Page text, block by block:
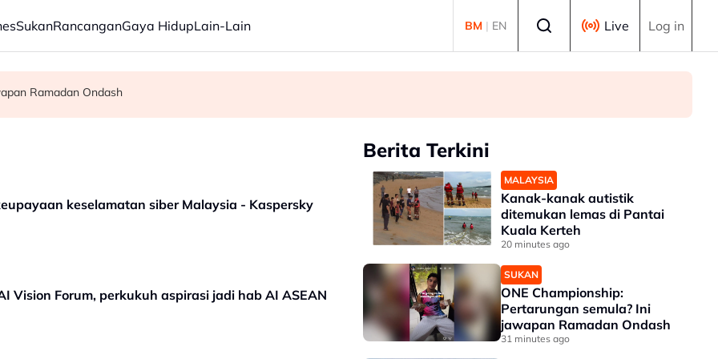
SukanRancanganGaya HidupLain-Lain BM | EN Live Log in
fail Epstein tanpa suntingan
Kuala Kerteh
Ramadan Ondash
keselamatan siber Malaysia - Kaspersky
Vision Forum, perkukuh aspirasi jadi hab AI ASEAN
Berita Terkini
MALAYSIA
Kanak-kanak autistik
ditemukan lemas di Pantai
Kuala Kerteh
20 minutes ago
SUKAN
ONE Championship:
Pertarungan semula? Ini
jawapan Ramadan Ondash
31 minutes ago